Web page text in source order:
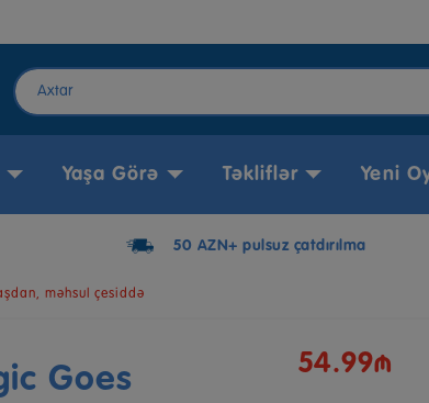
Yaşa Görə Təkliflər Yeni
50 AZN+ pulsuz çatdırılma
məhsul çesiddə
Goes
54.99₼